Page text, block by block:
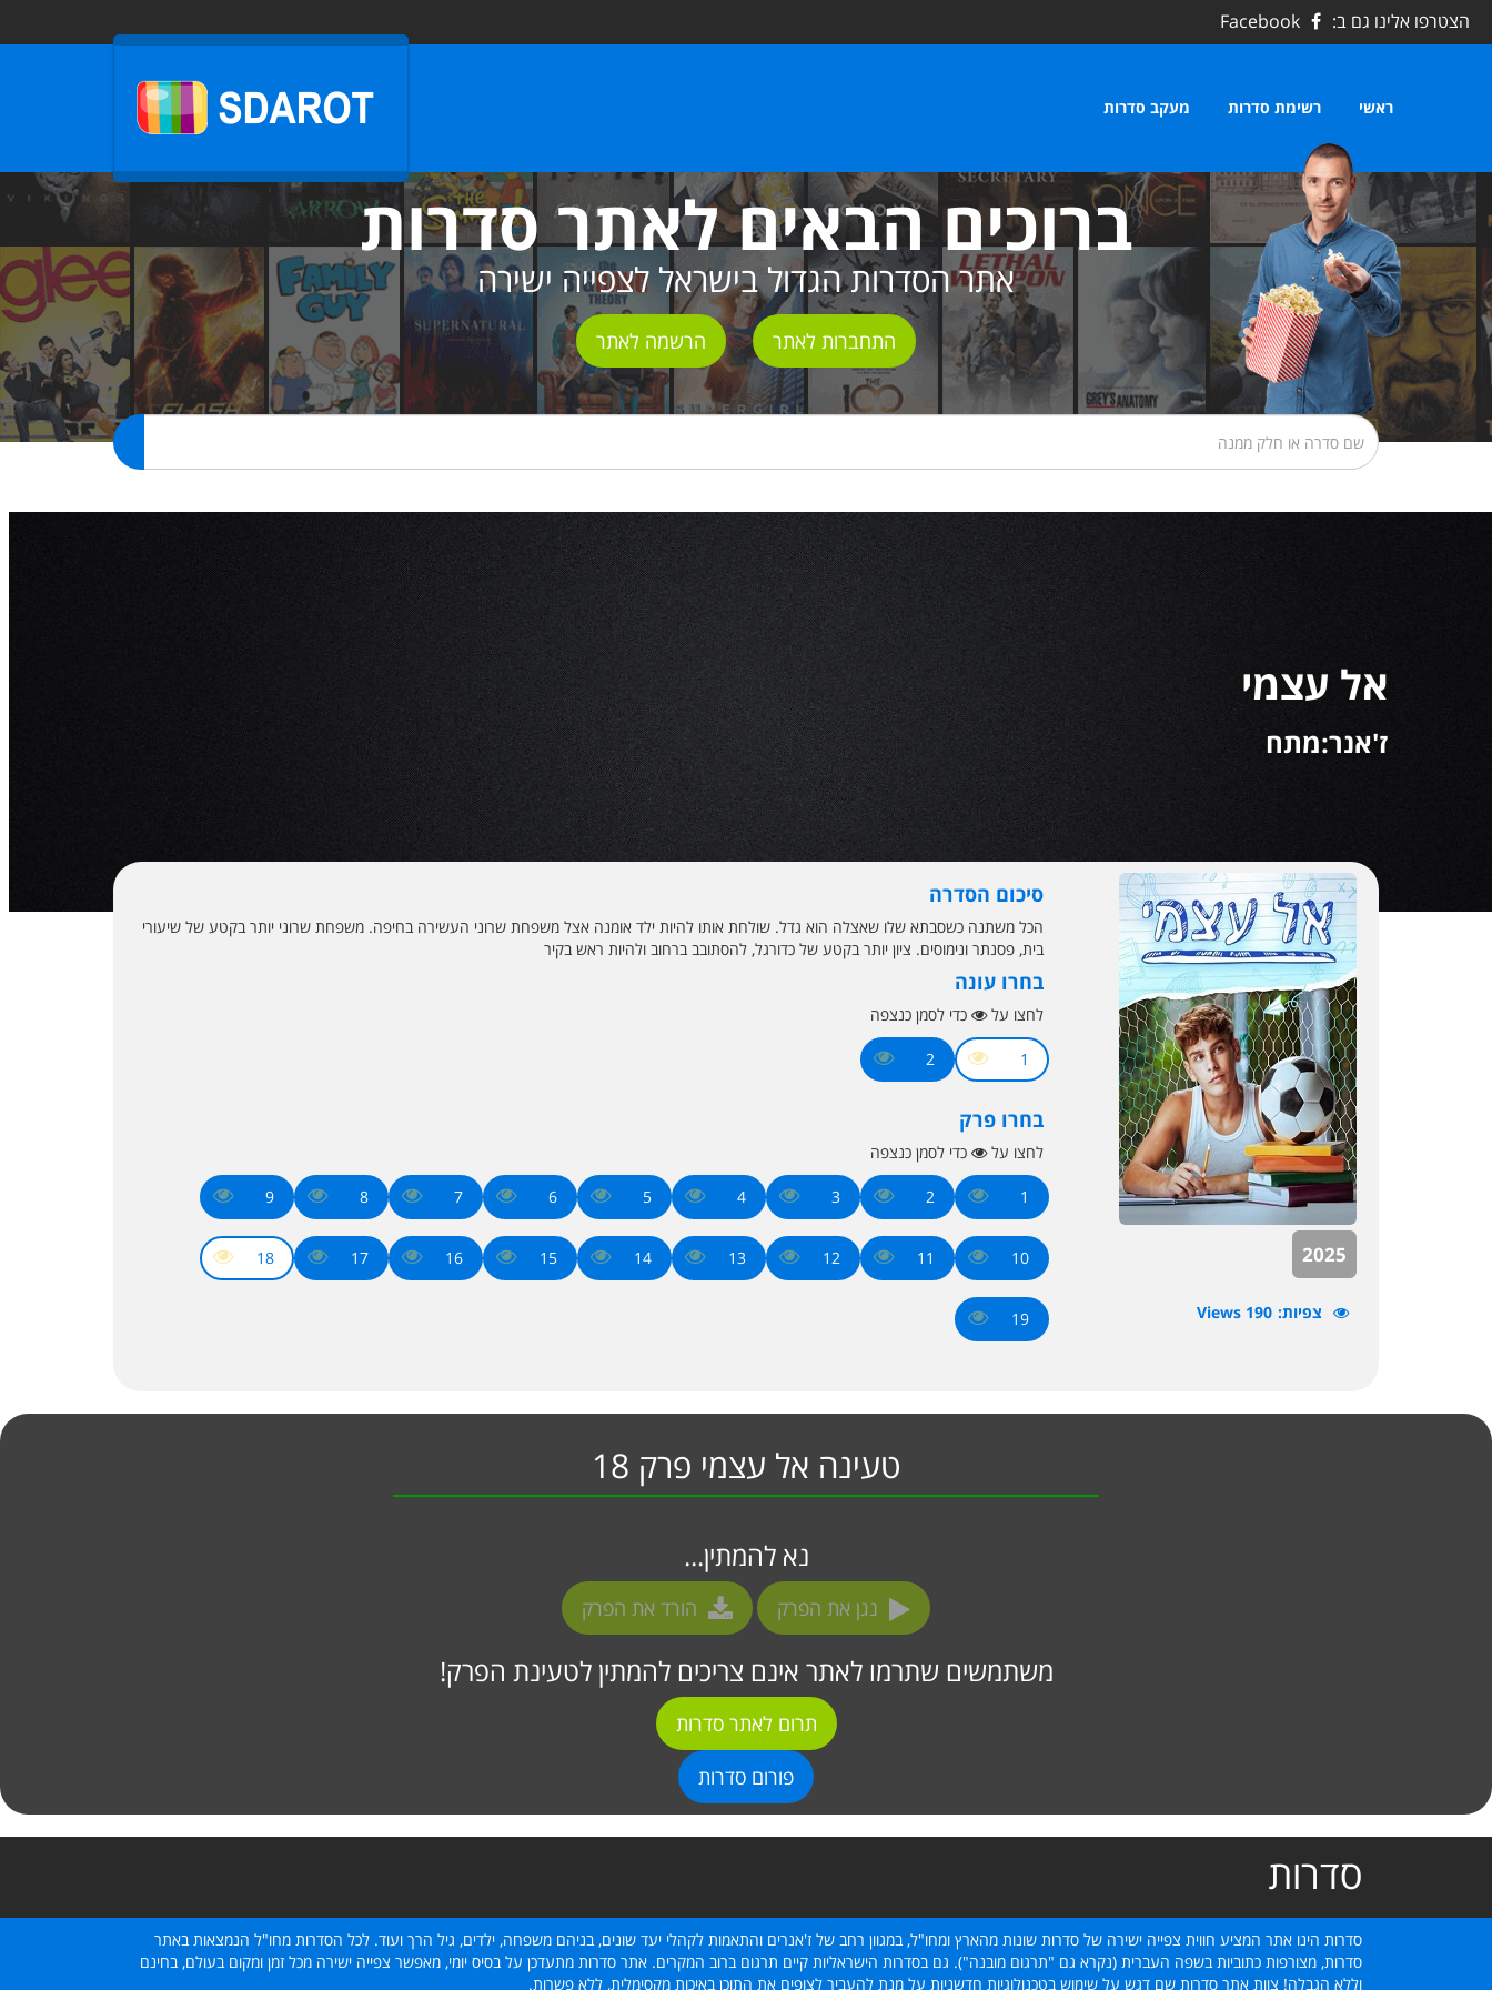
הצטרפו אלינו גם ב: Facebook
ראשי רשימת סדרות מעקב סדרות
ברוכים הבאים לאתר סדרות
אתר הסדרות הגדול בישראל לצפייה ישירה
התחברות לאתר הרשמה לאתר
אל עצמי
ז'אנר:מתח
2025
צפיות 190 Views
סיכום הסדרה
הכל משתנה כשסבתא שלו שאצלה הוא גדל. שולחת אותו להיות ילד אומנה אצל משפחת שרוני העשירה בחיפה. משפחת שרוני יותר בקטע של שיעורי
בית, פסנתר ונימוסים. ציון יותר בקטע של כדורגל, להסתובב ברחוב ולהיות ראש בקיר
בחרו עונה
לחצו על כדי לסמן כנצפה
1
2
בחרו פרק
לחצו על כדי לסמן כנצפה
1
2
3
4
5
6
7
8
9
10
11
12
13
14
15
16
17
18
19
טעינה אל עצמי פרק 18
נא להמתין...
נגן את הפרק הורד את הפרק
משתמשים שתרמו לאתר אינם צריכים להמתין לטעינת הפרק!
תרום לאתר סדרות
פורום סדרות
סדרות
סדרות הינו אתר המציע חווית צפייה ישירה של סדרות שונות מהארץ ומחו"ל, במגוון רחב של ז'אנרים והתאמות לקהלי יעד שונים, בניהם משפחה, ילדים, גיל הרך ועוד. לכל הסדרות מחו"ל הנמצאות באתר
סדרות, מצורפות כתוביות בשפה העברית (נקרא גם "תרגום מובנה"). גם בסדרות הישראליות קיים תרגום ברוב המקרים. אתר סדרות מתעדכן על בסיס יומי, מאפשר צפייה ישירה מכל זמן ומקום בעולם, בחינם
וללא הגבלה! צוות אתר סדרות שם דגש על שימוש בטכנולוגיות חדשניות על מנת להעביר לצופים את התוכן באיכות מקסימלית, ללא פשרות.